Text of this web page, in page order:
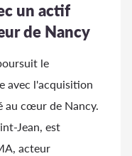
un actif
de Nancy
le
avec l'acquisition
au cœur de Nancy.
Jean, est
acteur